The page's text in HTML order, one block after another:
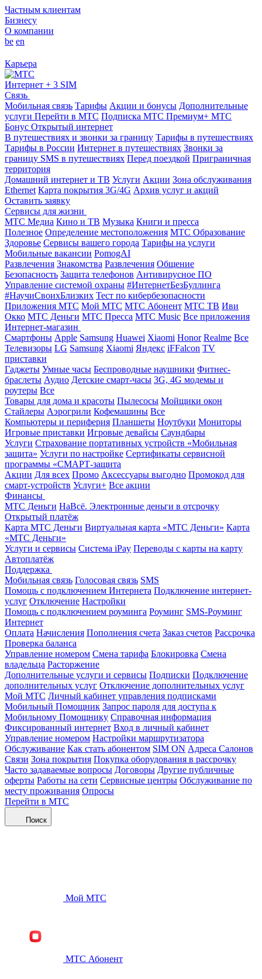
Частным клиентам
Бизнесу
О компании
be en
Карьера
Интернет + 3 SIM
Связь
Мобильная связь Тарифы Акции и бонусы Дополнительные
услуги Перейти в МТС Подписка МТС Премиум+ МТС
Бонус Открытый интернет
В путешествиях и звонки за границу Тарифы в путешествиях
Тарифы в России Интернет в путешествиях Звонки за
границу SMS в путешествиях Перед поездкой Приграничная
территория
Домашний интернет и ТВ Услуги Акции Зона обслуживания
Ethernet Карта покрытия 3G/4G Архив услуг и акций
Оставить заявку
Сервисы для жизни
МТС Медиа Кино и ТВ Музыка Книги и пресса
Полезное Определение местоположения МТС Образование
Здоровье Сервисы вашего города Тарифы на услуги
Мобильные вакансии PomogAI
Развлечения Знакомства Развлечения Общение
Безопасность Защита телефонов Антивирусное ПО
Управление системой охраны #ИнтернетБезБуллинга
#НаучиСвоихБлизких Тест по кибербезопасности
Приложения МТС Мой МТС МТС Абонент МТС ТВ Иви
Окко МТС Деньги МТС Пресса МТС Music Все приложения
Интернет-магазин
Смартфоны Apple Samsung Huawei Xiaomi Honor Realme Все
Телевизоры LG Samsung Xiaomi Яндекс iFFalcon TV
приставки
Гаджеты Умные часы Беспроводные наушники Фитнес-
браслеты Аудио Детские смарт-часы 3G, 4G модемы и
роутеры Все
Товары для дома и красоты Пылесосы Мойщики окон
Стайлеры Аэрогрили Кофемашины Все
Компьютеры и периферия Планшеты Ноутбуки Мониторы
Игровые приставки Игровые девайсы Саундбары
Услуги Страхование портативных устройств «Мобильная
защита» Услуги по настройке Сертификаты сервисной
программы «СМАРТ-защита
Акции Для всех Промо Аксессуары выгодно Промокод для
смарт-устройств Услуги+ Все акции
Финансы
МТС Деньги НаВсё. Электронные деньги в отсрочку
Открытый платёж
Карта МТС Деньги Виртуальная карта «МТС Деньги» Карта
«МТС Деньги»
Услуги и сервисы Система iPay Переводы с карты на карту
Автоплатёж
Поддержка
Мобильная связь Голосовая связь SMS
Помощь с подключением Интернета Подключение интернет-
услуг Отключение Настройки
Помощь с подключением роуминга Роуминг SMS-Роуминг
Интернет
Оплата Начисления Пополнения счета Заказ счетов Рассрочка
Проверка баланса
Управление номером Смена тарифа Блокировка Смена
владельца Расторжение
Дополнительные услуги и сервисы Подписки Подключение
дополнительных услуг Отключение дополнительных услуг
Мой МТС Личный кабинет управления подписками
Мобильный Помощник Запрос пароля для доступа к
Мобильному Помощнику Справочная информация
Фиксированный интернет Вход в личный кабинет
Управление номером Настройки маршрутизатора
Обслуживание Как стать абонентом SIM ON Адреса Салонов
Связи Зона покрытия Покупка оборудования в рассрочку
Часто задаваемые вопросы Договоры Другие публичные
оферты Работы на сети Сервисные центры Обслуживание по
месту проживания Опросы
Перейти в МТС
Поиск
Мой МТС
МТС Абонент